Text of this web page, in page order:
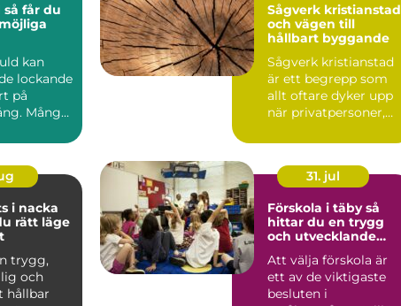
kan
lockande
på
Många
Sågverk kristianstad
och vägen till
hållbart byggande
Sågverk kristianstad
är ett begrepp som
allt oftare dyker upp
när privatpersoner,
i nacka
rätt läge
trygg,
och
hållbar
31. jul
Förskola i täby så
hittar du en trygg
och utvecklande
Att välja förskola är
ett av de viktigaste
besluten i